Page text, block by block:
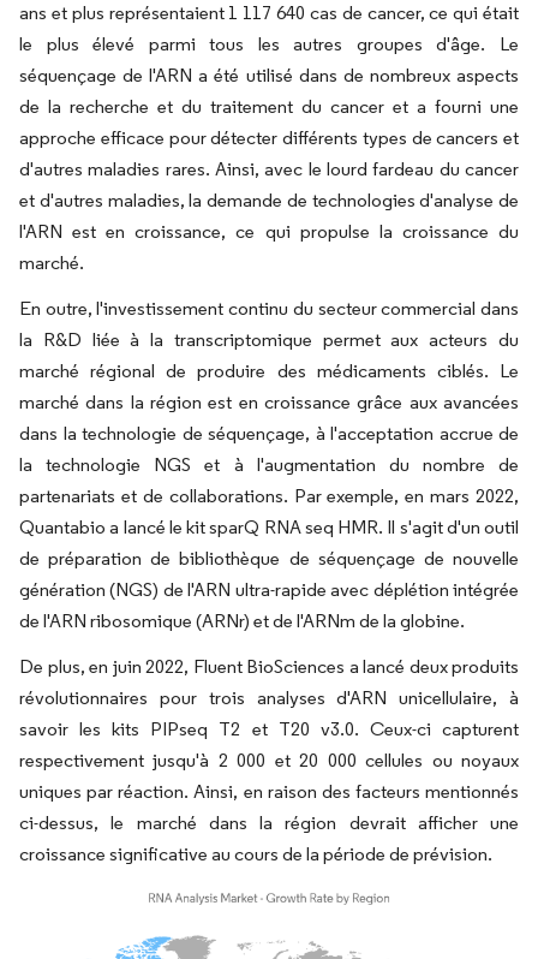
ans et plus représentaient 1 117 640 cas de cancer, ce qui était
le plus élevé parmi tous les autres groupes d'âge. Le
séquençage de l'ARN a été utilisé dans de nombreux aspects
de la recherche et du traitement du cancer et a fourni une
approche efficace pour détecter différents types de cancers et
d'autres maladies rares. Ainsi, avec le lourd fardeau du cancer
et d'autres maladies, la demande de technologies d'analyse de
l'ARN est en croissance, ce qui propulse la croissance du
marché.
En outre, l'investissement continu du secteur commercial dans
la R&D liée à la transcriptomique permet aux acteurs du
marché régional de produire des médicaments ciblés. Le
marché dans la région est en croissance grâce aux avancées
dans la technologie de séquençage, à l'acceptation accrue de
la technologie NGS et à l'augmentation du nombre de
partenariats et de collaborations. Par exemple, en mars 2022,
Quantabio a lancé le kit sparQ RNA seq HMR. Il s'agit d'un outil
de préparation de bibliothèque de séquençage de nouvelle
génération (NGS) de l'ARN ultra-rapide avec déplétion intégrée
de l'ARN ribosomique (ARNr) et de l'ARNm de la globine.
De plus, en juin 2022, Fluent BioSciences a lancé deux produits
révolutionnaires pour trois analyses d'ARN unicellulaire, à
savoir les kits PIPseq T2 et T20 v3.0. Ceux-ci capturent
respectivement jusqu'à 2 000 et 20 000 cellules ou noyaux
uniques par réaction. Ainsi, en raison des facteurs mentionnés
ci-dessus, le marché dans la région devrait afficher une
croissance significative au cours de la période de prévision.